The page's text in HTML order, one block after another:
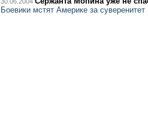
Боевики мстят Америке за суверенитет